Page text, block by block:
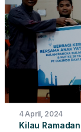
Papua Barat,
4 April, 2024
Kilau